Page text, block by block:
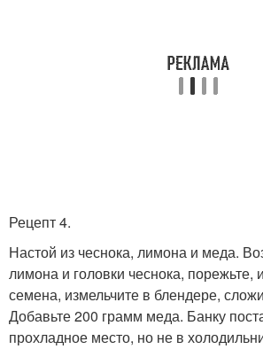
Рецепт 4.
Настой из чеснока, лимона и меда.
лимона и головки чеснока, порежьте,
семена, измельчите в блендере,
Добавьте 200 грамм меда. Банку
прохладное место, но не в